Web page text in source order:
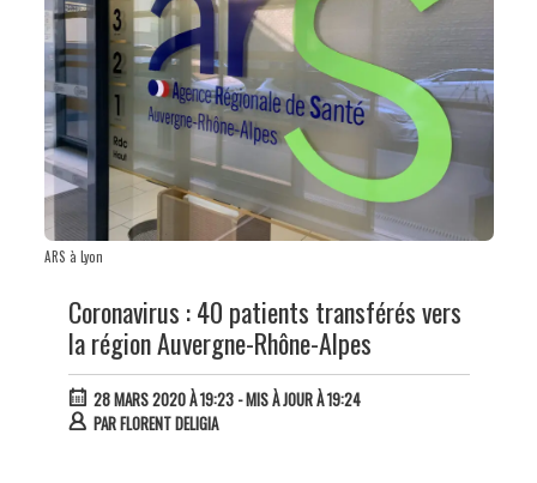
ARS à Lyon
Coronavirus : 40 patients transférés vers
la région Auvergne-Rhône-Alpes
28 MARS 2020 À 19:23- MIS À JOUR À 19:24
PARFLORENT DELIGIA